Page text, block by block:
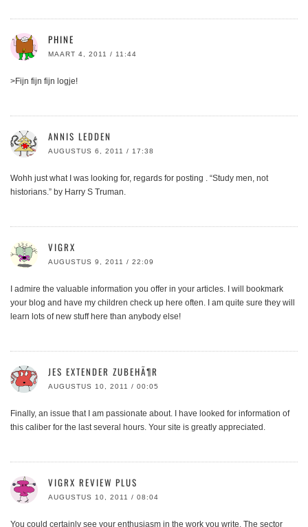
PHINE
MAART 4, 2011 / 11:44
>Fijn fijn fijn logje!
ANNIS LEDDEN
AUGUSTUS 6, 2011 / 17:38
Wohh just what I was looking for, regards for posting . “Study men, not
historians.” by Harry S Truman.
VIGRX
AUGUSTUS 9, 2011 / 22:09
I admire the valuable information you offer in your articles. I will bookmark
your blog and have my children check up here often. I am quite sure they will
learn lots of new stuff here than anybody else!
JES EXTENDER ZUBEHÃ¶R
AUGUSTUS 10, 2011 / 00:05
Finally, an issue that I am passionate about. I have looked for information of
this caliber for the last several hours. Your site is greatly appreciated.
VIGRX REVIEW PLUS
AUGUSTUS 10, 2011 / 08:04
You could certainly see your enthusiasm in the work you write. The sector